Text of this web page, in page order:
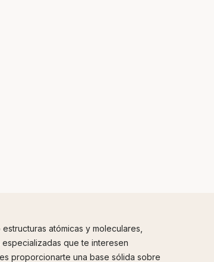
atómicas y moleculares,
que te interesen
proporcionarte una base sólida sobre